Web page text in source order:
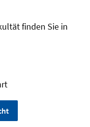
finden Sie in